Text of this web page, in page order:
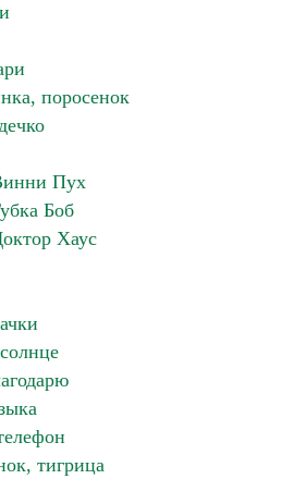
поросенок
Пух
Боб
Хаус
тигрица